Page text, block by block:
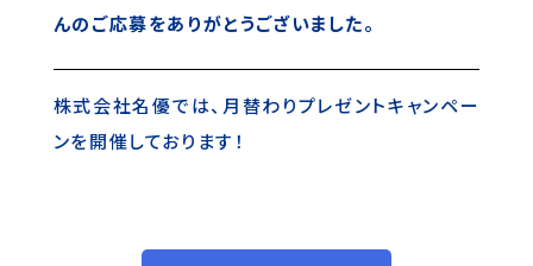
んのご応募をありがとうございました。
株式会社名優では、月替わりプレゼントキャンペー
ンを開催しております！